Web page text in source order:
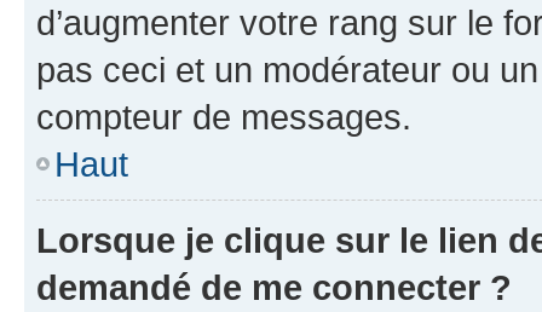
d’augmenter votre rang sur le
pas ceci et un modérateur ou
compteur de messages.
Haut
Lorsque je clique sur le lien
demandé de me connecter ?